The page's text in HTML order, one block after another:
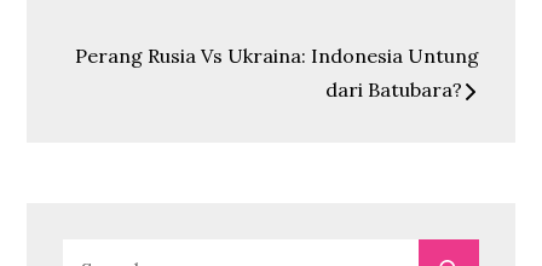
Perang Rusia Vs Ukraina: Indonesia Untung
dari Batubara?